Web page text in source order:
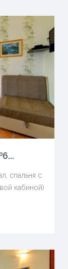
спальня с
кабиной)